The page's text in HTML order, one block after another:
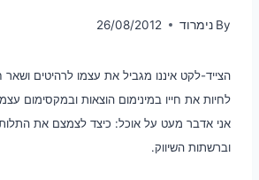
By נימרוד 26/08/2012
הצייד-לקט איננו מגביל את עצמו לרהיטים
לחיות את חייו במינימום הוצאות ובמקסימום
אני אדבר מעט על אוכל: כיצד לצמצם את התלות
וברשתות השיווק.